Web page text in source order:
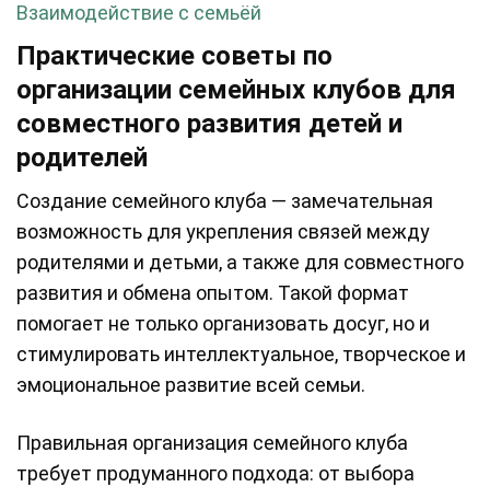
Взаимодействие с семьёй
Практические советы по
организации семейных клубов для
совместного развития детей и
родителей
Создание семейного клуба — замечательная
возможность для укрепления связей между
родителями и детьми, а также для совместного
развития и обмена опытом. Такой формат
помогает не только организовать досуг, но и
стимулировать интеллектуальное, творческое и
эмоциональное развитие всей семьи.
Правильная организация семейного клуба
требует продуманного подхода: от выбора